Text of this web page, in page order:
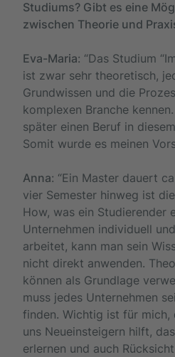
Studiums? Gibt es eine
zwischen Theorie und
Eva-Maria: “Das Studium
ist zwar sehr theoretisch,
Grundwissen und die
komplexen Branche
später einen Beruf in
Somit wurde es meinen
Anna: “Ein Master dauert
vier Semester hinweg ist
How, was ein Studierender
Unternehmen individuell
arbeitet, kann man sein
nicht direkt anwenden.
können als Grundlage
muss jedes Unternehmen
finden. Wichtig ist für mich,
uns Neueinsteigern hilft,
erlernen und auch